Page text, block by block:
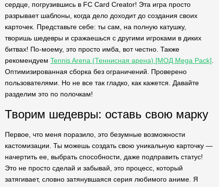
сердце, погрузившись в FC Card Creator! Эта игра просто
разрывает шаблоны, когда дело доходит до создания своих
карточек. Представьте себе: ты сам, на полную катушку,
творишь шедевры и сражаешься с другими игроками в диких
битвах! По-моему, это просто имба, вот честно. Также
рекомендуем Tennis Arena (Теннисная арена) [МОД Mega Pack]
Оптимизированная сборка без ограничений. Проверено
пользователями. Но не все так гладко, как кажется. Давайте
разделим это по полочкам!
Творим шедевры: оставь свою марку
Первое, что меня поразило, это безумные возможности
кастомизации. Ты можешь создать свою уникальную карточку —
начертить ее, выбрать способности, даже подправить статус!
Это не просто сделай и забывай, это процесс, который
затягивает, словно затянувшаяся серия любимого аниме. Я